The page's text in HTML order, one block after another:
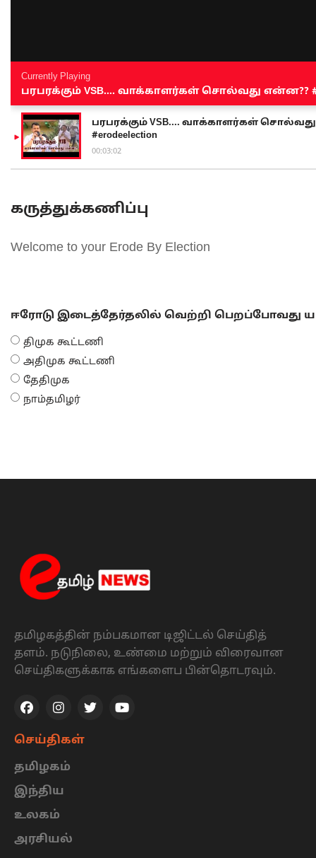
Currently Playing
பரபரக்கும் VSB.... வாக்காளர்கள் சொல்வது என்ன??
பரபரக்கும் VSB.... வாக்காளர்கள் சொல்வது
#erodeelection
00:03:02
கருத்துக்கணிப்பு
Welcome to your Erode By Election
ஈரோடு இடைத்தேர்தலில் வெற்றி பெறப்போவது
திமுக கூட்டணி
அதிமுக கூட்டணி
தேதிமுக
நாம்தமிழர்
தமிழகத்தின் நம்பகமான டிஜிட்டல் செய்தித்
தளம். நடுநிலை, உண்மை மற்றும் விரைவான
செய்திகளுக்காக எங்களைப பின்தொடரவும்.
செய்திகள்
தமிழகம்
இந்திய
உலகம்
அரசியல்